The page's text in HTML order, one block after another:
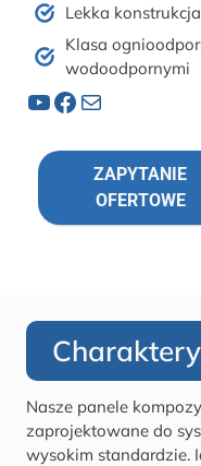
Lekka
Klasa
wodoodpornymi
YouTube Facebook Poczta
ZAPYTANIE
OFERTOWE
Nasze panele
zaprojektowane do
wysokim standardzie.